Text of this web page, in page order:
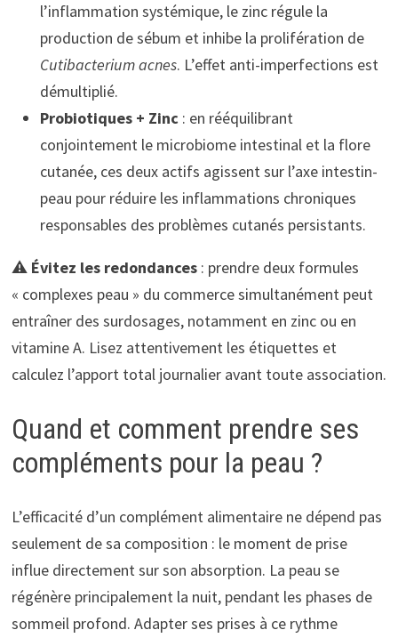
l’inflammation systémique, le zinc régule la
production de sébum et inhibe la prolifération de
Cutibacterium acnes. L’effet anti-imperfections est
démultiplié.
Probiotiques + Zinc : en rééquilibrant
conjointement le microbiome intestinal et la flore
cutanée, ces deux actifs agissent sur l’axe intestin-
peau pour réduire les inflammations chroniques
responsables des problèmes cutanés persistants.
⚠️ Évitez les redondances : prendre deux formules
« complexes peau » du commerce simultanément peut
entraîner des surdosages, notamment en zinc ou en
vitamine A. Lisez attentivement les étiquettes et
calculez l’apport total journalier avant toute association.
Quand et comment prendre ses
compléments pour la peau ?
L’efficacité d’un complément alimentaire ne dépend pas
seulement de sa composition : le moment de prise
influe directement sur son absorption. La peau se
régénère principalement la nuit, pendant les phases de
sommeil profond. Adapter ses prises à ce rythme